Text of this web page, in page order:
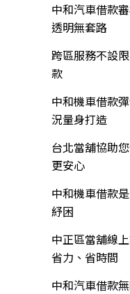
中和汽車借款
透明無套路
跨區服務不設
款
中和機車借款
況量身打造
台北當舖協助
更安心
中和機車借款
紓困
中正區當舖線
省力、省時間
中和汽車借款